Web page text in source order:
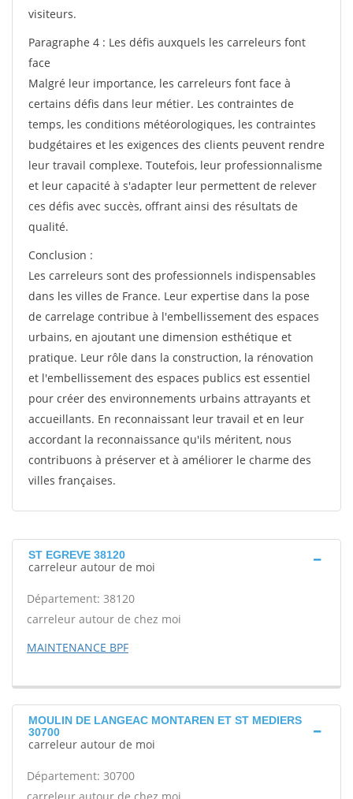
visiteurs.
Paragraphe 4 : Les défis auxquels les carreleurs font
face
Malgré leur importance, les carreleurs font face à
certains défis dans leur métier. Les contraintes de
temps, les conditions météorologiques, les contraintes
budgétaires et les exigences des clients peuvent rendre
leur travail complexe. Toutefois, leur professionnalisme
et leur capacité à s'adapter leur permettent de relever
ces défis avec succès, offrant ainsi des résultats de
qualité.
Conclusion :
Les carreleurs sont des professionnels indispensables
dans les villes de France. Leur expertise dans la pose
de carrelage contribue à l'embellissement des espaces
urbains, en ajoutant une dimension esthétique et
pratique. Leur rôle dans la construction, la rénovation
et l'embellissement des espaces publics est essentiel
pour créer des environnements urbains attrayants et
accueillants. En reconnaissant leur travail et en leur
accordant la reconnaissance qu'ils méritent, nous
contribuons à préserver et à améliorer le charme des
villes françaises.
ST EGREVE 38120
carreleur autour de moi
Département: 38120
carreleur autour de chez moi
MAINTENANCE BPF
MOULIN DE LANGEAC MONTAREN ET ST MEDIERS
30700
carreleur autour de moi
Département: 30700